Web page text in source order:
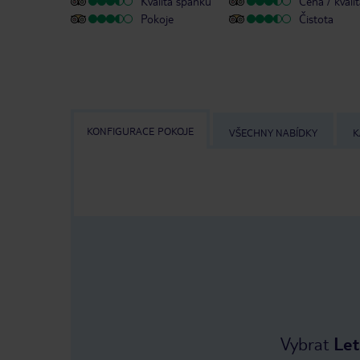
Pokoje
Čistota
KONFIGURACE POKOJE VŠECHNY NABÍDKY
Vybrat